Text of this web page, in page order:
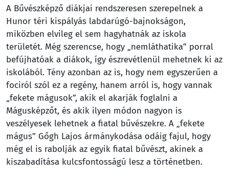
A Bűvészképző diákjai rendszeresen szerepelnek a
Hunor téri kispályás labdarúgó-bajnokságon,
miközben elvileg el sem hagyhatnák az iskola
területét. Még szerencse, hogy „nemláthatika” porral
befújhatóak a diákok, így észrevétlenül mehetnek ki az
iskolából. Tény azonban az is, hogy nem egyszerűen a
fociról szól ez a regény, hanem arról is, hogy vannak
„fekete mágusok”, akik el akarják foglalni a
Mágusképzőt, és akik ilyen módon nagyon is
veszélyesek lehetnek a fiatal bűvészekre. A „fekete
mágus” Gőgh Lajos ármánykodása odáig fajul, hogy
még el is rabolják az egyik fiatal bűvészt, akinek a
kiszabadítása kulcsfontosságú lesz a történetben.